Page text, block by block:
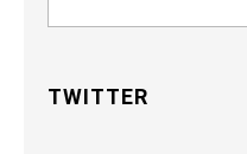
TWITTER